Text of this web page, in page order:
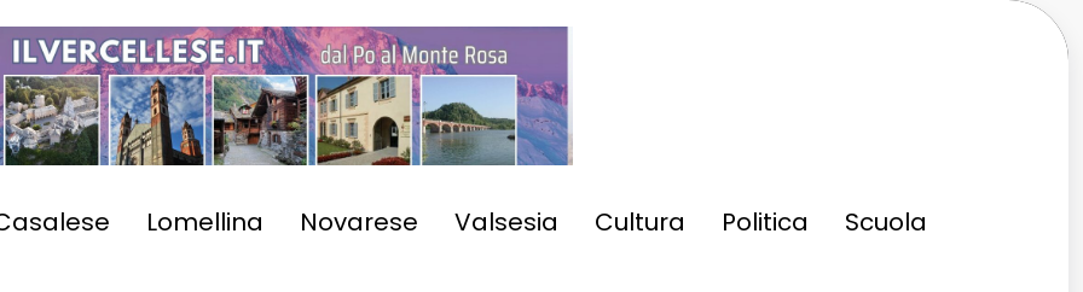
Lomellina Novarese Valsesia Cultura Politica Scuola